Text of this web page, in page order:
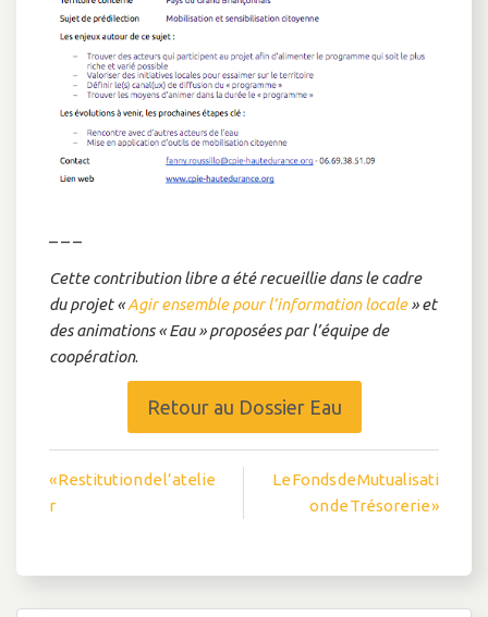
– – –
Cette contribution libre a été recueillie dans le cadre
du projet «Agir ensemble pour l’information locale» et
des animations « Eau » proposées par l’équipe de
coopération.
Retour au Dossier Eau
Navigation
de
« Restitution de l’atelie
r
Le Fonds de Mutualisati
on de Trésorerie »